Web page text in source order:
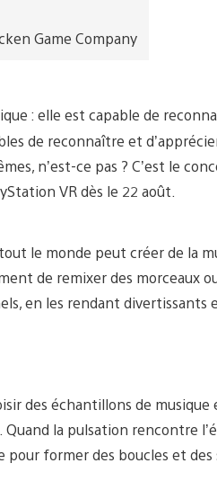
Game Company
: elle est capable de
de reconnaître et
n’est-ce pas ? C’est le
VR dès le 22 août.
le monde peut créer de la
de remixer des morceaux
en les rendant divertissants
des échantillons de
la pulsation rencontre
former des boucles et des